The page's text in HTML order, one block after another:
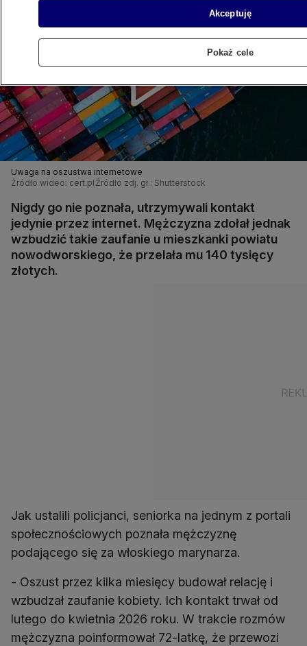
Uwaga na oszustwa internetowe
Źródło wideo: cert.pl Źródło zdj. gł.: Shutterstock
Nigdy go nie poznała, utrzymywali kontakt
jedynie przez internet. Mężczyzna zdołał jednak
wzbudzić takie zaufanie u mieszkanki powiatu
nowodworskiego, że przelała mu 140 tysięcy
złotych.
Jak ustalili policjanci, seniorka na jednym z portali
społecznościowych poznała mężczyznę
podającego się za włoskiego marynarza.
- Oszust przez kilka miesięcy budował relację i
wzbudzał zaufanie kobiety. Ich kontakt trwał od
lutego do kwietnia 2026 roku. W trakcie rozmów
mężczyzna poinformował 72-latkę, że przewozi
Akceptuję
Pokaż cele